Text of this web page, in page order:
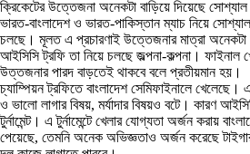
ক্রিকেটের উত্তেজনা অনেকটা বাড়িয়ে দিয়েছে
ভারত-বাংলাদেশ ও ভারত-পাকিস্তান ম্যাচ নিয়ে
চলছে। মূলত এ প্রচারণাই উত্তেজনার মাত্রা অনেকটা
আইসিসি ট্রফি তা নিয়ে চলছে জল্পনা-কল্পনা। ফাইনাল
উত্তজনার পারদ বাড়তেই থাকবে বলে প্রতীয়মান হয়।
চ্যাম্পিয়ন ট্রফিতে বাংলাদেশ সেমিফাইনালে
ও ভালো লাগার বিষয়, মর্যাদার বিষয়ও বটে। কারণ
টুর্নামেন্ট। এ টুর্নামেন্টে খেলার যোগ্যতা অর্জন করায়
পেয়েছে, তেমনি অনেক অভিজ্ঞতাও অর্জন করেছে